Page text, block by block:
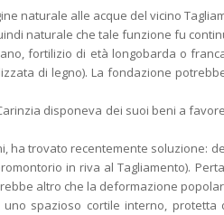
naturale alle acque del vicino
naturale che tale funzione fu
fortilizio di età longobarda o
di legno). La fondazione
disponeva dei suoi beni a
trovato recentemente soluzione:
in riva al Tagliamento).
altro che la deformazione
spazioso cortile interno,